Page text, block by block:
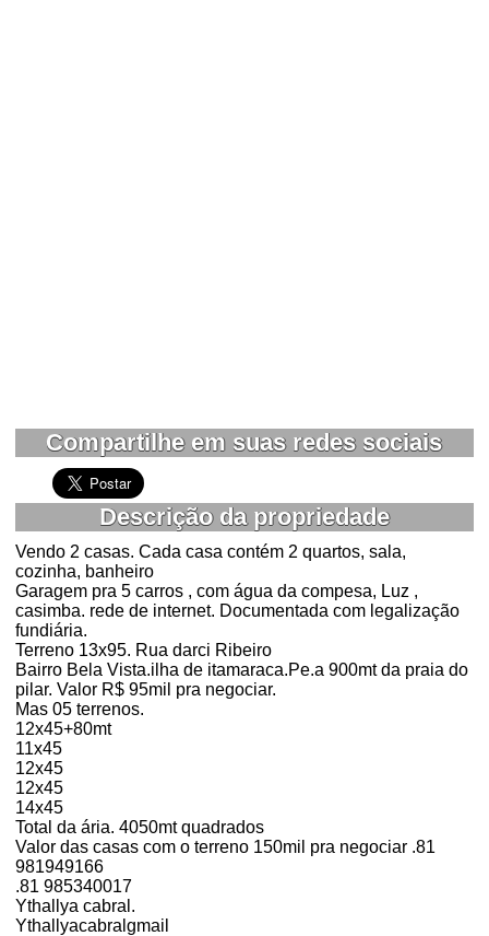
Compartilhe em suas redes sociais
Descrição da propriedade
Vendo 2 casas. Cada casa contém 2 quartos, sala,
cozinha, banheiro
Garagem pra 5 carros , com água da compesa, Luz ,
casimba. rede de internet. Documentada com legalização
fundiária.
Terreno 13x95. Rua darci Ribeiro
Bairro Bela Vista.ilha de itamaraca.Pe.a 900mt da praia do
pilar. Valor R$ 95mil pra negociar.
Mas 05 terrenos.
12x45+80mt
11x45
12x45
12x45
14x45
Total da ária. 4050mt quadrados
Valor das casas com o terreno 150mil pra negociar .81
981949166
.81 985340017
Ythallya cabral.
Ythallyacabralgmail